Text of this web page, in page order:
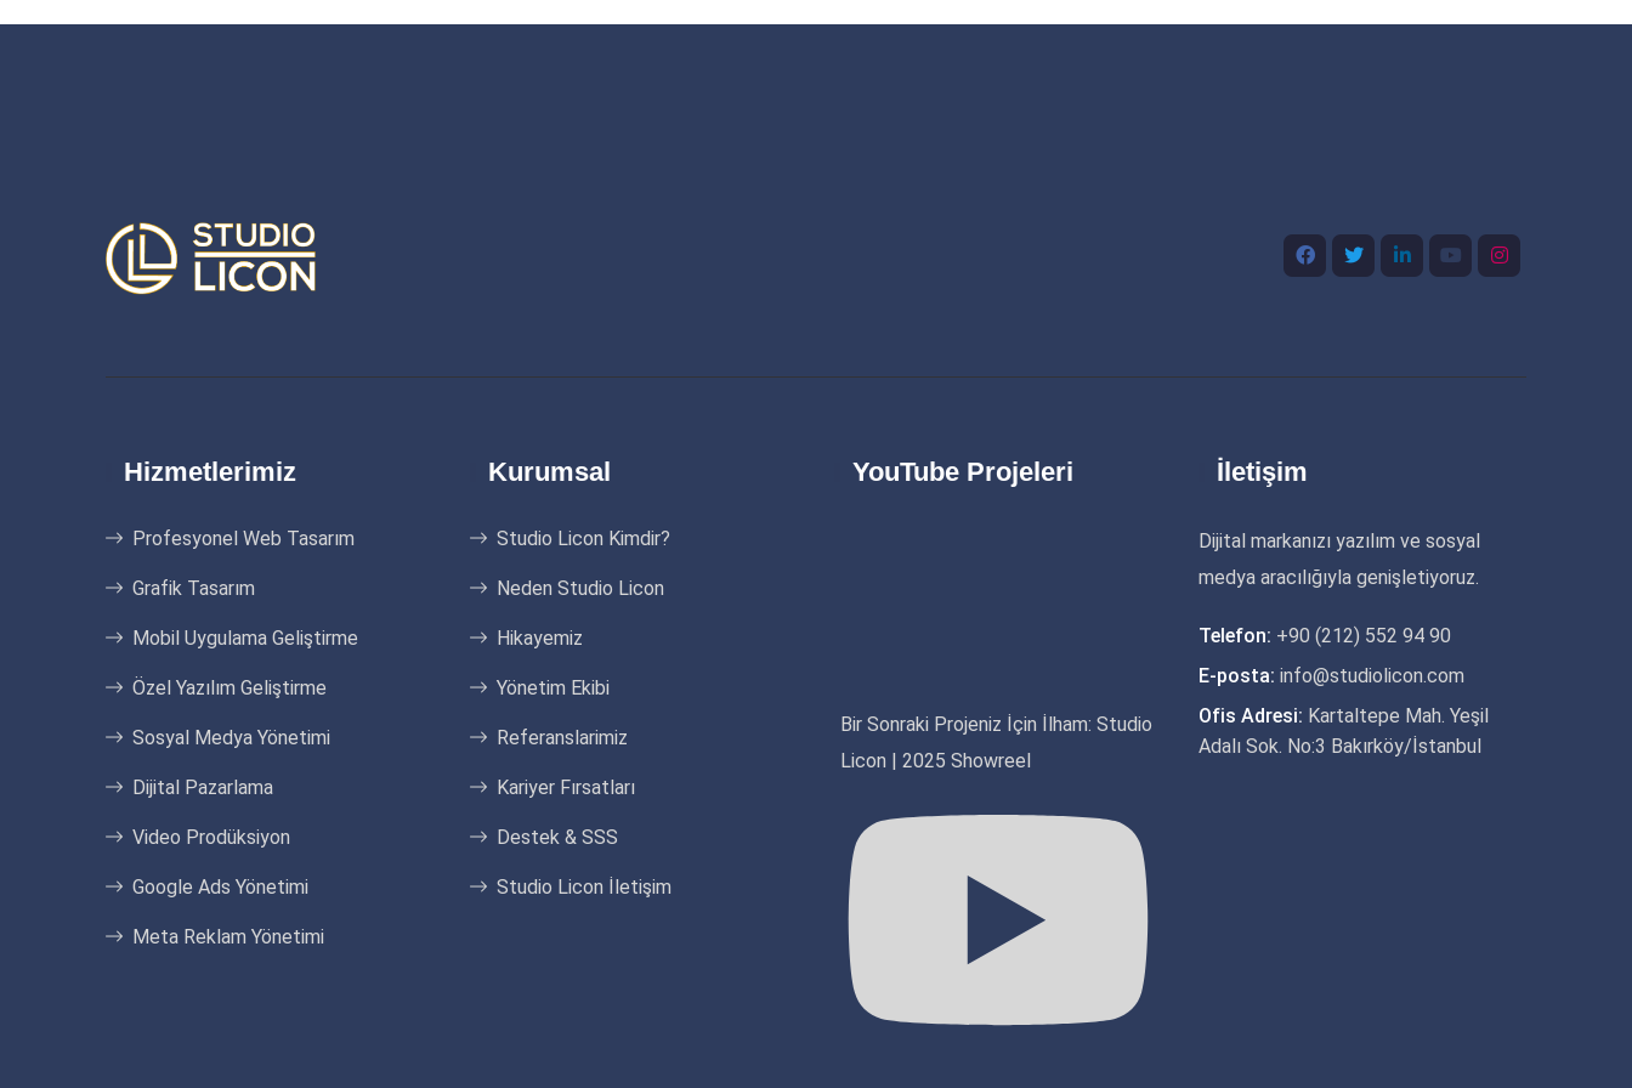
Hizmetlerimiz
Profesyonel Web Tasarım
Grafik Tasarım
Mobil Uygulama Geliştirme
Özel Yazılım Geliştirme
Sosyal Medya Yönetimi
Dijital Pazarlama
Video Prodüksiyon
Google Ads Yönetimi
Meta Reklam Yönetimi
Kurumsal
Studio Licon Kimdir?
Neden Studio Licon
Hikayemiz
Yönetim Ekibi
Referanslarimiz
Kariyer Fırsatları
Destek & SSS
Studio Licon İletişim
YouTube Projeleri
Bir Sonraki Projeniz İçin İlham: Studio
Licon | 2025 Showreel
İletişim
Dijital markanızı yazılım ve sosyal
medya aracılığıyla genişletiyoruz.
Telefon: +90 (212) 552 94 90
E-posta: info@studiolicon.com
Ofis Adresi: Kartaltepe Mah. Yeşil
Adalı Sok. No:3 Bakırköy/İstanbul